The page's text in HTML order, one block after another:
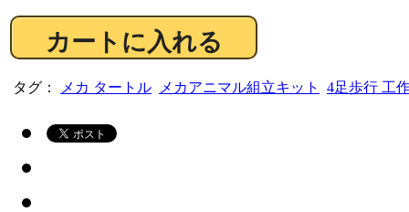
タグ： メカ タートル メカアニマル組立キット 4足歩行 工